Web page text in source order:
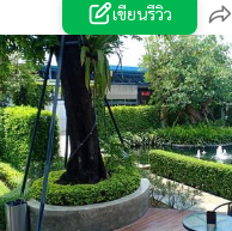
เขียนรีวิว